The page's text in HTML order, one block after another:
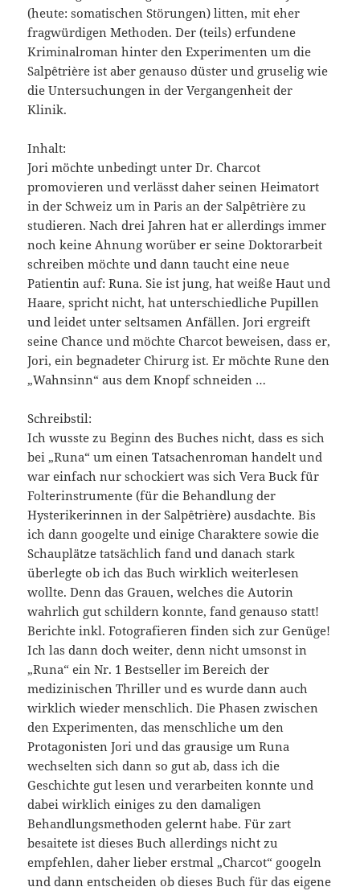
(heute: somatischen Störungen) litten, mit eher
fragwürdigen Methoden. Der (teils) erfundene
Kriminalroman hinter den Experimenten um die
Salpêtrière ist aber genauso düster und gruselig wie
die Untersuchungen in der Vergangenheit der
Klinik.
Inhalt:
Jori möchte unbedingt unter Dr. Charcot
promovieren und verlässt daher seinen Heimatort
in der Schweiz um in Paris an der Salpêtrière zu
studieren. Nach drei Jahren hat er allerdings immer
noch keine Ahnung worüber er seine Doktorarbeit
schreiben möchte und dann taucht eine neue
Patientin auf: Runa. Sie ist jung, hat weiße Haut und
Haare, spricht nicht, hat unterschiedliche Pupillen
und leidet unter seltsamen Anfällen. Jori ergreift
seine Chance und möchte Charcot beweisen, dass er,
Jori, ein begnadeter Chirurg ist. Er möchte Rune den
„Wahnsinn“ aus dem Knopf schneiden …
Schreibstil:
Ich wusste zu Beginn des Buches nicht, dass es sich
bei „Runa“ um einen Tatsachenroman handelt und
war einfach nur schockiert was sich Vera Buck für
Folterinstrumente (für die Behandlung der
Hysterikerinnen in der Salpêtrière) ausdachte. Bis
ich dann googelte und einige Charaktere sowie die
Schauplätze tatsächlich fand und danach stark
überlegte ob ich das Buch wirklich weiterlesen
wollte. Denn das Grauen, welches die Autorin
wahrlich gut schildern konnte, fand genauso statt!
Berichte inkl. Fotografieren finden sich zur Genüge!
Ich las dann doch weiter, denn nicht umsonst in
„Runa“ ein Nr. 1 Bestseller im Bereich der
medizinischen Thriller und es wurde dann auch
wirklich wieder menschlich. Die Phasen zwischen
den Experimenten, das menschliche um den
Protagonisten Jori und das grausige um Runa
wechselten sich dann so gut ab, dass ich die
Geschichte gut lesen und verarbeiten konnte und
dabei wirklich einiges zu den damaligen
Behandlungsmethoden gelernt habe. Für zart
besaitete ist dieses Buch allerdings nicht zu
empfehlen, daher lieber erstmal „Charcot“ googeln
und dann entscheiden ob dieses Buch für das eigene